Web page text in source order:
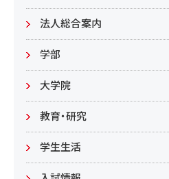
来学される皆様へ
報道資料
基本情報
法人総合案内
入札情報
教職員募集
教職員募集（教員）
学部
文学部
日文
英米
大学院
教育・研究
教育
地域連携型学生研究(旧学生GP)
学生生活
在学生の方へ